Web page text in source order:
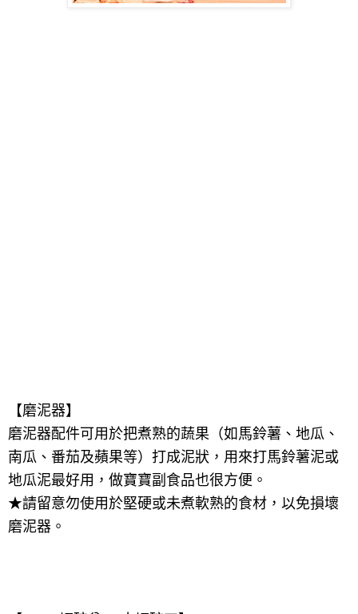
【磨泥器】
磨泥器配件可用於把煮熟的蔬果（如馬鈴薯、地瓜、
南瓜、番茄及蘋果等）打成泥狀，用來打馬鈴薯泥或
地瓜泥最好用，做寶寶副食品也很方便。
★請留意勿使用於堅硬或未煮軟熟的食材，以免損壞
磨泥器。